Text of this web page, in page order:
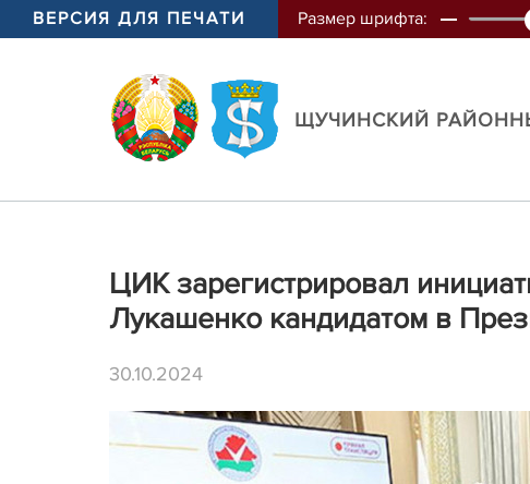
ВЕРСИЯ ДЛЯ ПЕЧАТИ Размер шрифта:
ЩУЧИНСКИЙ
ЦИК зарегистрировал
Лукашенко кандидатом в
30.10.2024